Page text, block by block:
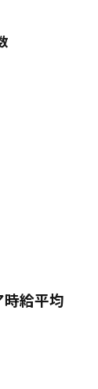
給平均